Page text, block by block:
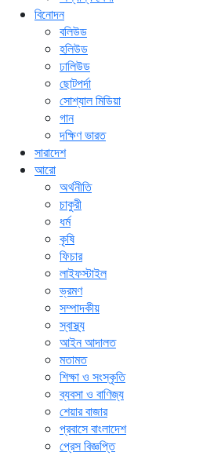
বিনোদন
বলিউড
হলিউড
ঢালিউড
ছোটপর্দা
সোশ্যাল মিডিয়া
গান
দক্ষিণ ভারত
সারাদেশ
আরো
অর্থনীতি
চাকুরী
ধর্ম
কৃষি
ফিচার
লাইফস্টাইল
ভ্রমণ
সম্পাদকীয়
স্বাস্থ্য
আইন আদালত
মতামত
শিক্ষা ও সংস্কৃতি
ব্যবসা ও বাণিজ্য
শেয়ার বাজার
প্রবাসে বাংলাদেশ
প্রেস বিজ্ঞপ্তি